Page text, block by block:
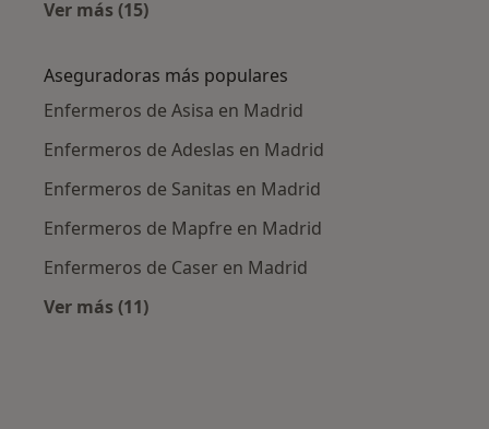
Ver más (15)
Aseguradoras más populares
Enfermeros de Asisa en Madrid
Enfermeros de Adeslas en Madrid
Enfermeros de Sanitas en Madrid
Enfermeros de Mapfre en Madrid
Enfermeros de Caser en Madrid
Ver más (11)